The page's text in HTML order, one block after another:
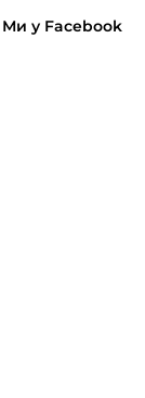
Ми у Facebook